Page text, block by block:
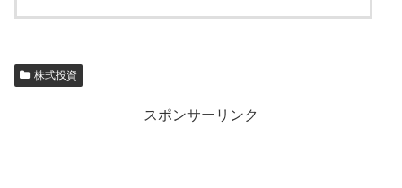
株式投資
スポンサーリンク